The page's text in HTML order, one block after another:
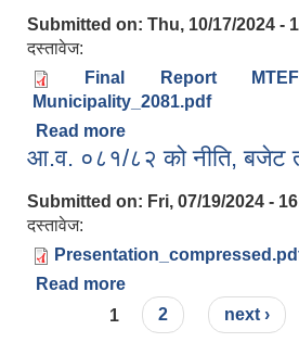
Submitted on: Thu, 10/17/2024 -
दस्तावेज:
Final Report
Municipality_2081.pdf
Read more
२०८३/०८४) तथा आ.व.
आ.व. ०८१/८२ को नीति, बजेट
Submitted on: Fri, 07/19/2024 -
दस्तावेज:
Read more
Pages
1 2 next ›